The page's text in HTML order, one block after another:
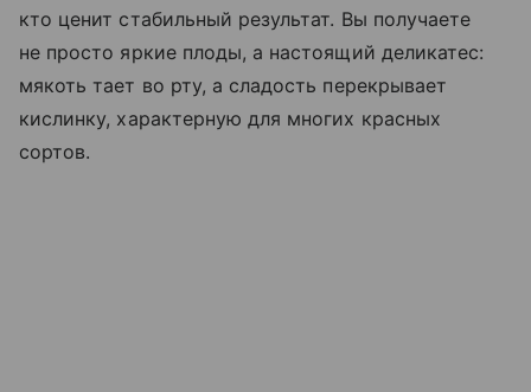
кто ценит стабильный результат. Вы получаете
не просто яркие плоды, а настоящий деликатес:
мякоть тает во рту, а сладость перекрывает
кислинку, характерную для многих красных
сортов.